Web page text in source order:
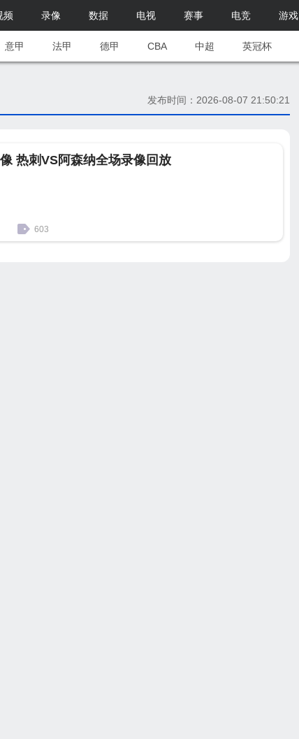
频 录像 数据 电视 赛事 电竞 游戏
意甲 法甲 德甲 CBA 中超 英冠杯
发布时间：2026-08-07 21:50:21
热刺VS阿森纳全场录像回放
603